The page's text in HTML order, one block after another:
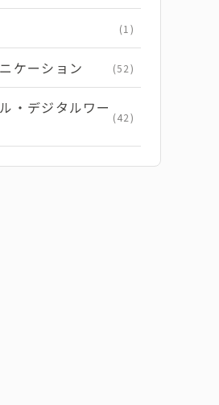
(1)
ケーション (52)
・デジタルワー (42)